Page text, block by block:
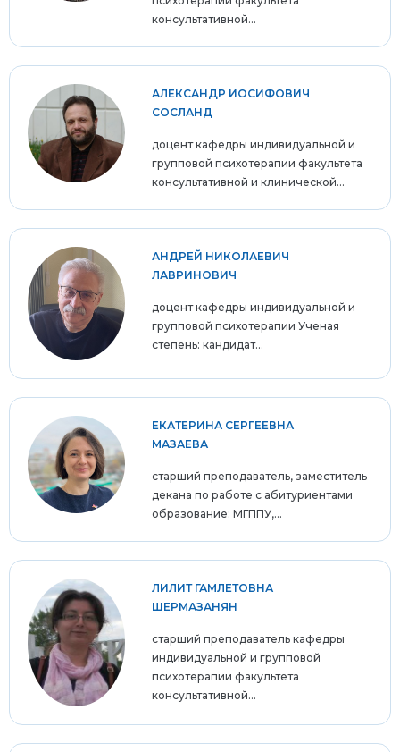
консультативной...
АЛЕКСАНДР ИОСИФОВИЧ
СОСЛАНД
доцент кафедры индивидуальной и
групповой психотерапии факультета
консультативной и клинической...
АНДРЕЙ НИКОЛАЕВИЧ
ЛАВРИНОВИЧ
доцент кафедры индивидуальной и
групповой психотерапии Ученая
степень: кандидат...
ЕКАТЕРИНА СЕРГЕЕВНА
МАЗАЕВА
старший преподаватель, заместитель
декана по работе с абитуриентами
образование: МГППУ,...
ЛИЛИТ ГАМЛЕТОВНА
ШЕРМАЗАНЯН
старший преподаватель кафедры
индивидуальной и групповой
психотерапии факультета
консультативной...